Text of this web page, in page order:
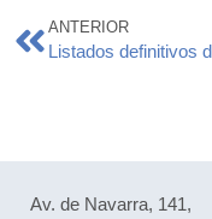
ANTERIOR
Av. de Navarra, 141,